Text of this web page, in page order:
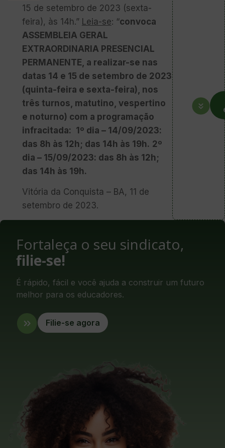
15 de setembro de 2023 (sexta-
feira), às 14h.” Leia-se: “convoca
ASSEMBLEIA GERAL
EXTRAORDINARIA PRESENCIAL
PERMANENTE, a realizar-se nas
datas 14 e 15 de setembro de 2023
(quinta-feira e sexta-feira), nos
três turnos, matutino, vespertino
e noturno) com a programação
infracitada: 1º dia – 14/09/2023:
das 8h às 12h; das 14h às 19h. 2º
dia – 15/09/2023: das 8h às 12h;
das 14h às 19h.
Vitória da Conquista – BA, 11 de
setembro de 2023.
Fortaleça o seu sindicato,
filie-se!
É rápido, fácil e você ajuda a construir um futuro
melhor para os educadores.
Filie-se agora